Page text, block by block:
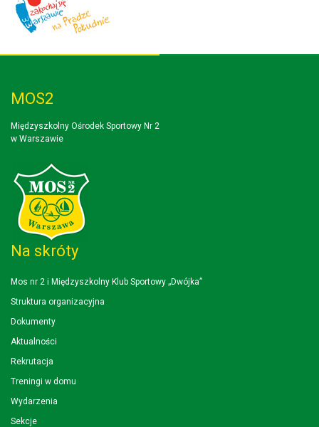
MOS2
Międzyszkolny Ośrodek Sportowy Nr 2
w Warszawie
Na skróty
Mos nr 2 i Międzyszkolny Klub Sportowy „Dwójka”
Struktura organizacyjna
Dokumenty
Aktualności
Rekrutacja
Treningi w domu
Wydarzenia
Sekcje